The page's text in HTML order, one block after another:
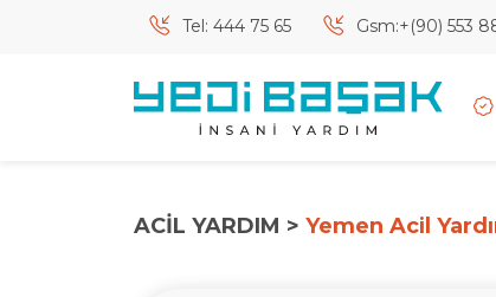
Tel: 444 75 65 Gsm:+(90) 553
ACİL YARDIM > Yemen Acil